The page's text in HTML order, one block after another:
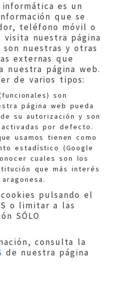
es un
que se
teléfono móvil o
nuestra página
son nuestras y otras
externas que
nuestra página web.
de varios tipos:
son
página web pueda
su autorización y son
por defecto.
usamos tienen como
estadístico (Google
cuales son los
que más interés
pulsando el
o limitar a las
SÓLO
consulta la
de nuestra página
general:
210/
de privacidad|